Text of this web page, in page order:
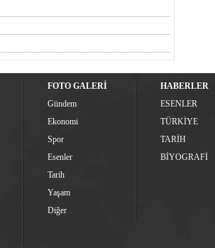
FOTO GALERİ
Gündem
Ekonomi
Spor
Esenler
Tarih
Yaşam
Diğer
HABERLER
ESENLER
TÜRKİYE
TARİH
BİYOGRAFİ